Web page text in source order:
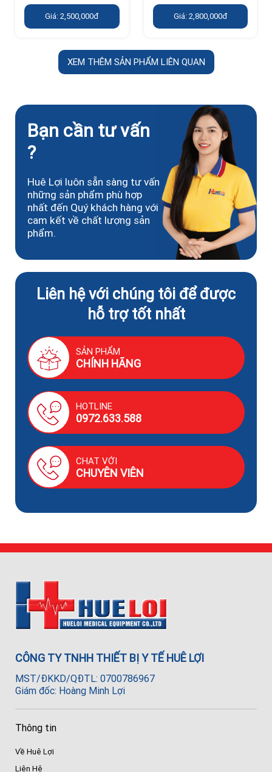
Giá: 2,500,000đ Giá: 2,800,000đ
XEM THÊM SẢN PHẨM LIÊN QUAN
Bạn cần tư vấn
?
Huê Lợi luôn sẵn sàng tư vấn
những sản phẩm phù hợp
nhất đến Quý khách hàng với
cam kết về chất lượng sản
phẩm.
Liên hệ với chúng tôi để được
hỗ trợ tốt nhất
SẢN PHẨM
CHÍNH HÃNG
HOTLINE
0972.633.588
CHAT VỚI
CHUYÊN VIÊN
CÔNG TY TNHH THIẾT BỊ Y TẾ HUÊ LỢI
MST/ĐKKD/QĐTL: 0700786967
Giám đốc: Hoàng Minh Lợi
Thông tin
Về Huê Lợi
Liên Hệ